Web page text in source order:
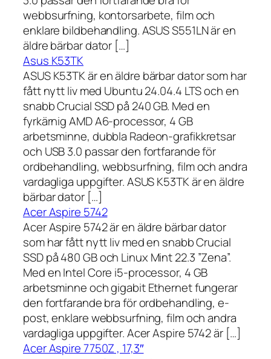
webbsurfning, kontorsarbete, film och
enklare bildbehandling. ASUS S551LN är en
äldre bärbar dator […]
Asus K53TK
ASUS K53TK är en äldre bärbar dator som har
fått nytt liv med Ubuntu 24.04.4 LTS och en
snabb Crucial SSD på 240 GB. Med en
fyrkärnig AMD A6-processor, 4 GB
arbetsminne, dubbla Radeon-grafikkretsar
och USB 3.0 passar den fortfarande för
ordbehandling, webbsurfning, film och andra
vardagliga uppgifter. ASUS K53TK är en äldre
bärbar dator […]
Acer Aspire 5742
Acer Aspire 5742 är en äldre bärbar dator
som har fått nytt liv med en snabb Crucial
SSD på 480 GB och Linux Mint 22.3 ”Zena”.
Med en Intel Core i5-processor, 4 GB
arbetsminne och gigabit Ethernet fungerar
den fortfarande bra för ordbehandling, e-
post, enklare webbsurfning, film och andra
vardagliga uppgifter. Acer Aspire 5742 är […]
Acer Aspire 7750Z , 17,3″